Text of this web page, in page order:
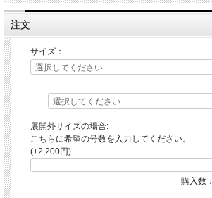
注文
サイズ：
展開外サイズの場合:
こちらに希望の号数を入力してください。
(+2,200円)
購入数：